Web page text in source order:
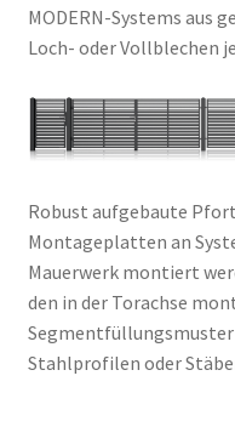
MODERN-Systems aus
Loch- oder Vollblechen
Robust aufgebaute
Montageplatten an
Mauerwerk montiert
den in der Torachse
Stahlprofilen oder